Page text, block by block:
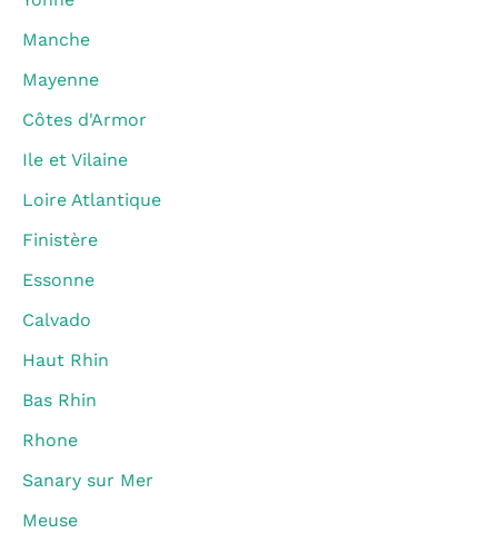
Manche
Mayenne
Côtes d'Armor
Ile et Vilaine
Loire Atlantique
Finistère
Essonne
Calvado
Haut Rhin
Bas Rhin
Rhone
Sanary sur Mer
Meuse